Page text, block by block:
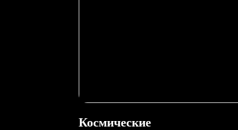
Космические